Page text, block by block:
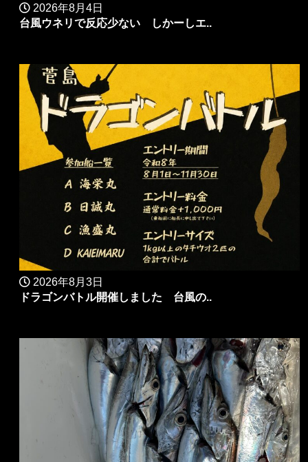
2026年8月4日
台風ウネリで反応少ない しかーしエ..
2026年8月3日
ドラゴンバトル開催しました 台風の..